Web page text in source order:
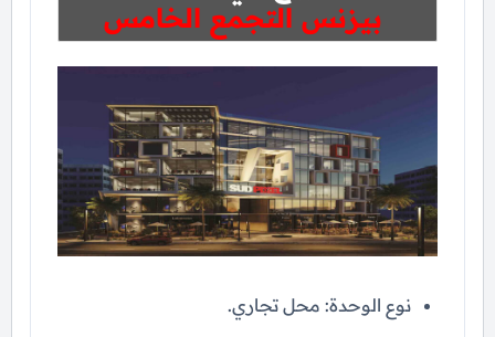
بيزنس التجمع الخامس
نوع الوحدة: محل تجاري.